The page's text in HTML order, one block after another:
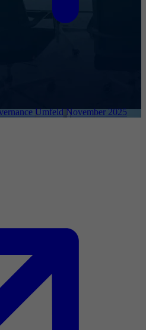
Umfeld November 2025